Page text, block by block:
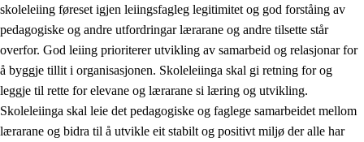
skoleleiing føreset igjen leiingsfagleg legitimitet og god forståing av
pedagogiske og andre utfordringar lærarane og andre tilsette står
overfor. God leiing prioriterer utvikling av samarbeid og relasjonar for
å byggje tillit i organisasjonen. Skoleleiinga skal gi retning for og
leggje til rette for elevane og lærarane si læring og utvikling.
Skoleleiinga skal leie det pedagogiske og faglege samarbeidet mellom
lærarane og bidra til å utvikle eit stabilt og positivt miljø der alle har